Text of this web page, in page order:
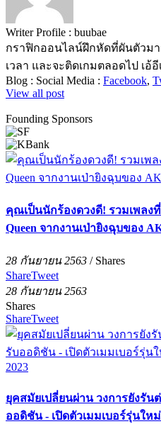
Writer Profile : buubae
กราฟิกออนไลน์ฝึกหัดที่ผันตัวม
เวลา และจะติดเกมตลอดไป เอ้อี
Blog : Social Media : Facebook,
View all post
Founding Sponsors
คุณเป็นนักร้องดวงดี! รวมเพลง
Queen จากงานเป่ายิงฉุบของ
28 กันยายน 2563 / Shares
ShareTweet
28 กันยายน 2563
Shares
ShareTweet
ยุคสมัยเปลี่ยนผ่าน วงการยังรัน
ออดิชัน - เปิดตัวเมมเบอร์รุ่นให